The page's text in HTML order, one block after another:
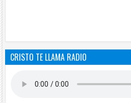
CRISTO TE LLAMA RADIO